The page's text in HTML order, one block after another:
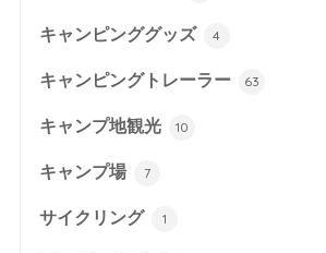
キャンピンググッズ 4
キャンピングトレーラー 63
キャンプ地観光 10
キャンプ場 7
サイクリング 1